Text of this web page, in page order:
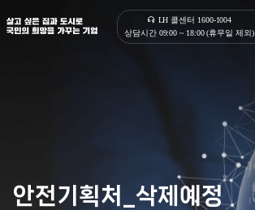
살고 싶은 집과 도시로 국민의 희망을 가꾸는 기업 | 한국토지주택공사
LH 콜센터 1600-1004
상담시간 09:00 ~ 18:00 (휴무일 제외)
안전기획처_삭제예정